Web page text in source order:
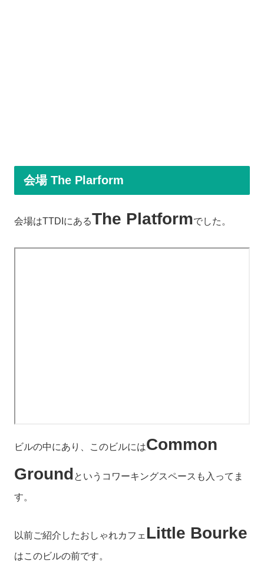
会場 The Plarform
会場はTTDIにあるThe Platformでした。
ビルの中にあり、このビルにはCommon
Groundというコワーキングスペースも入ってま
す。
以前ご紹介したおしゃれカフェ Little Bourke
はこのビルの前です。